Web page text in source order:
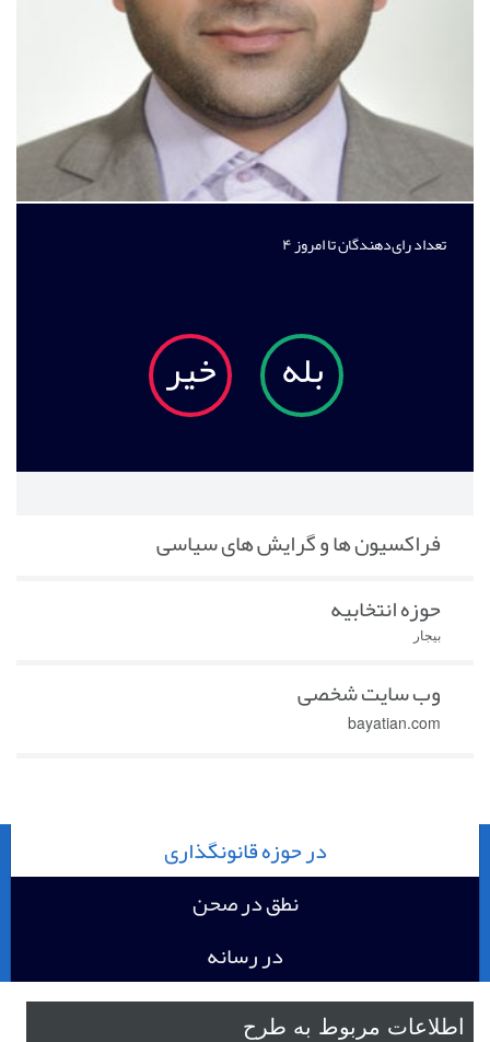
تعداد رای‌دهندگان تا امروز۴
بله خیر
فراکسیون ها و گرایش های سیاسی
حوزه انتخابیه
بیجار
وب سایت شخصی
bayatian.com
در حوزه قانونگذاری
نطق در صحن
در رسانه
اطلاعات مربوط به طرح